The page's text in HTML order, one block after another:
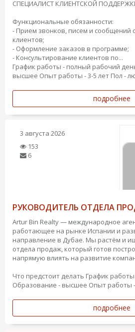
СПЕЦИАЛИСТ КЛИЕНТСКОЙ
Функциональные обязанности:
- Прием звонков, писем и сообщений
клиентов;
- Оформление заказов в программе;
- Консультирование клиентов по...
График работы - полный рабочий
высшее Опыт работы - 3-5 лет Пол -
подробнее
3 августа 2026
153
6
РУКОВОДИТЕЛЬ ОТДЕЛА
Artur Bin Realty — международное
работающее на рынке Испании и
направление в Дубае. Мы растём и
отдела продаж, который готов
напрямую влиять на развитие
Что предстоит делать График
Образование - высшее Опыт работы -
подробнее